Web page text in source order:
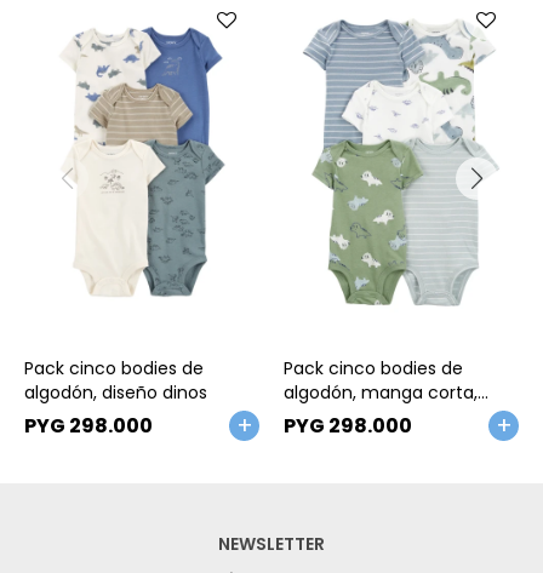
Pack cinco bodies de
algodón, diseño dinos
PYG 298.000
Pack cinco bodies de
algodón, manga corta,
diseño dinos
PYG 298.000
NEWSLETTER